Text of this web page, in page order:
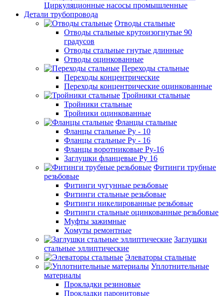
Циркуляционные насосы промышленные
Детали трубопровода
Отводы стальные
Отводы стальные крутоизогнутые 90
градусов
Отводы стальные гнутые длинные
Отводы оцинкованные
Переходы стальные
Переходы концентрические
Переходы концентрические оцинкованные
Тройники стальные
Тройники стальные
Тройники оцинкованные
Фланцы стальные
Фланцы стальные Ру - 10
Фланцы стальные Ру - 16
Фланцы воротниковые Ру-16
Заглушки фланцевые Ру 16
Фитинги трубные
резьбовые
Фитинги чугунные резьбовые
Фитинги стальные резьбовые
Фитинги никелированные резьбовые
Фитинги стальные оцинкованные резьбовые
Муфты зажимные
Хомуты ремонтные
Заглушки
стальные эллиптические
Элеваторы стальные
Уплотнительные
материалы
Прокладки резиновые
Прокладки паронитовые